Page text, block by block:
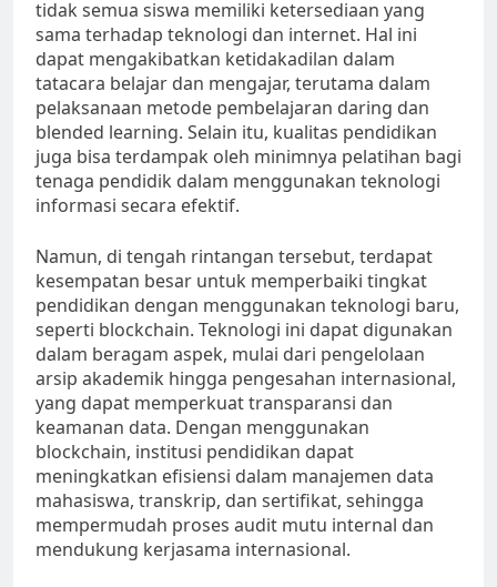
tidak semua siswa memiliki ketersediaan yang
sama terhadap teknologi dan internet. Hal ini
dapat mengakibatkan ketidakadilan dalam
tatacara belajar dan mengajar, terutama dalam
pelaksanaan metode pembelajaran daring dan
blended learning. Selain itu, kualitas pendidikan
juga bisa terdampak oleh minimnya pelatihan bagi
tenaga pendidik dalam menggunakan teknologi
informasi secara efektif.
Namun, di tengah rintangan tersebut, terdapat
kesempatan besar untuk memperbaiki tingkat
pendidikan dengan menggunakan teknologi baru,
seperti blockchain. Teknologi ini dapat digunakan
dalam beragam aspek, mulai dari pengelolaan
arsip akademik hingga pengesahan internasional,
yang dapat memperkuat transparansi dan
keamanan data. Dengan menggunakan
blockchain, institusi pendidikan dapat
meningkatkan efisiensi dalam manajemen data
mahasiswa, transkrip, dan sertifikat, sehingga
mempermudah proses audit mutu internal dan
mendukung kerjasama internasional.